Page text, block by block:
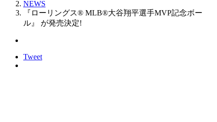
NEWS
『ローリングス® MLB®大谷翔平選手MVP記念ボー
ル』 が発売決定!
Tweet